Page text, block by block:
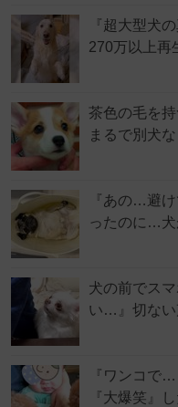
『超大型犬
270万以上
茶色の毛を
まるで別犬
『あの…避
ったのに…
犬の前でス
い…』切な
『ワンコで
『大爆笑』